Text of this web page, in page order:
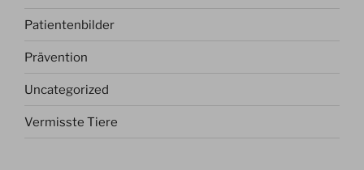
Patientenbilder
Prävention
Uncategorized
Vermisste Tiere